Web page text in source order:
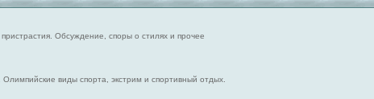
Обсуждение, споры о стилях и прочее
виды спорта, экстрим и спортивный отдых.